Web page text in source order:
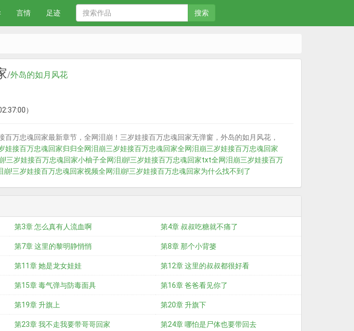
言情 足迹 搜索
/外岛的如月风花
）
万忠魂回家最新章节，全网泪崩！三岁娃接百万忠魂回家无弹窗，外岛的如月风花，
娃接百万忠魂回家归归全网泪崩三岁娃接百万忠魂回家全网泪崩三岁娃接百万忠魂回家
!三岁娃接百万忠魂回家小柚子全网泪崩!三岁娃接百万忠魂回家txt全网泪崩三岁娃接百万
崩!三岁娃接百万忠魂回家视频全网泪崩!三岁娃接百万忠魂回家为什么找不到了
第3章 怎么真有人流血啊 第4章 叔叔吃糖就不痛了
第7章 这里的黎明静悄悄 第8章 那个小背篓
第11章 她是龙女娃娃 第12章 这里的叔叔都很好看
第15章 毒气弹与防毒面具 第16章 爸爸看见你了
第19章 升旗上 第20章 升旗下
第23章 我不走我要带哥哥回家 第24章 哪怕是尸体也要带回去